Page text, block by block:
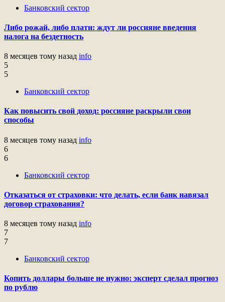
Банковский сектор
Либо рожай, либо плати: ждут ли россияне введения
налога на бездетность
8 месяцев тому назад info
5
5
Банковский сектор
Как повысить свой доход: россияне раскрыли свои
способы
8 месяцев тому назад info
6
6
Банковский сектор
Отказаться от страховки: что делать, если банк навязал
договор страхования?
8 месяцев тому назад info
7
7
Банковский сектор
Копить доллары больше не нужно: эксперт сделал прогноз
по рублю